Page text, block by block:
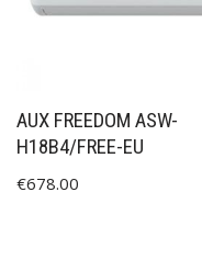
AUX FREEDOM ASW-
H18B4/FREE-EU
€678.00